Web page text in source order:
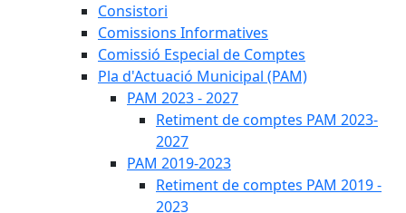
Consistori
Comissions Informatives
Comissió Especial de Comptes
Pla d'Actuació Municipal (PAM)
PAM 2023 - 2027
Retiment de comptes PAM 2023-
2027
PAM 2019-2023
Retiment de comptes PAM 2019 -
2023